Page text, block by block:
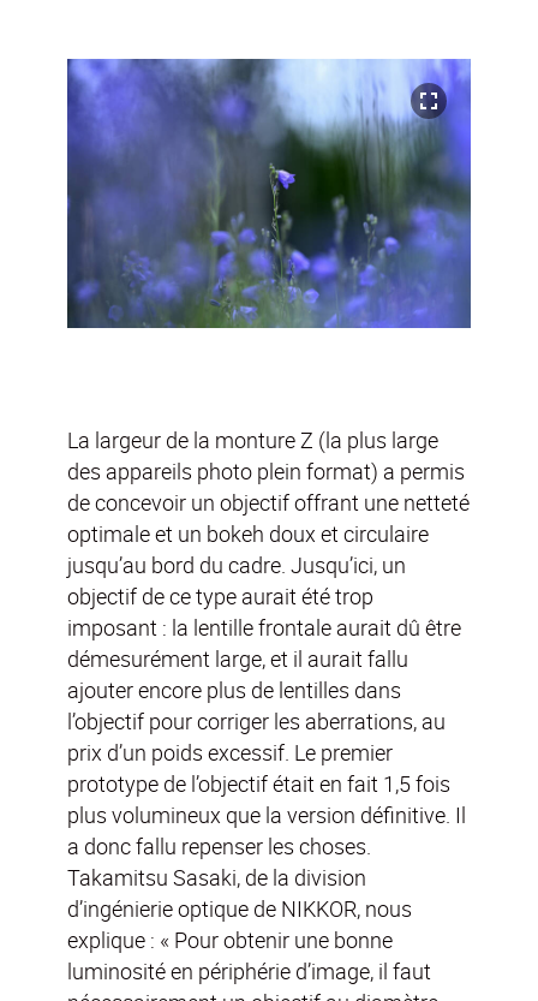
La largeur de la monture Z (la plus large
des appareils photo plein format) a permis
de concevoir un objectif offrant une netteté
optimale et un bokeh doux et circulaire
jusqu’au bord du cadre. Jusqu’ici, un
objectif de ce type aurait été trop
imposant : la lentille frontale aurait dû être
démesurément large, et il aurait fallu
ajouter encore plus de lentilles dans
l’objectif pour corriger les aberrations, au
prix d’un poids excessif. Le premier
prototype de l’objectif était en fait 1,5 fois
plus volumineux que la version définitive. Il
a donc fallu repenser les choses.
Takamitsu Sasaki, de la division
d’ingénierie optique de NIKKOR, nous
explique : « Pour obtenir une bonne
luminosité en périphérie d’image, il faut